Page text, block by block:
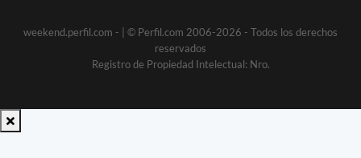
weekend.perfil.com -
| © Perfil.com 2006-2026 - Todos los derechos
reservados
Registro de Propiedad Intelectual: Nro.